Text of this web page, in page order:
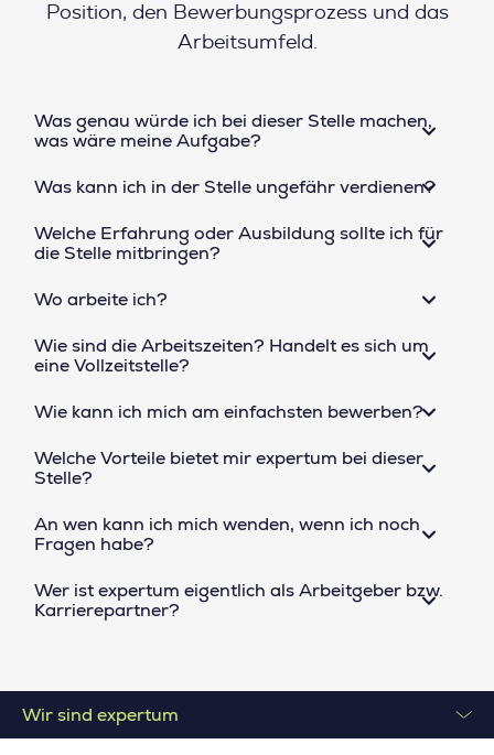
Position, den Bewerbungsprozess und das
Arbeitsumfeld.
Was genau würde ich bei dieser Stelle machen,
was wäre meine Aufgabe?
Was kann ich in der Stelle ungefähr verdienen?
Welche Erfahrung oder Ausbildung sollte ich für
die Stelle mitbringen?
Wo arbeite ich?
Wie sind die Arbeitszeiten? Handelt es sich um
eine Vollzeitstelle?
Wie kann ich mich am einfachsten bewerben?
Welche Vorteile bietet mir expertum bei dieser
Stelle?
An wen kann ich mich wenden, wenn ich noch
Fragen habe?
Wer ist expertum eigentlich als Arbeitgeber bzw.
Karrierepartner?
Wir sind expertum